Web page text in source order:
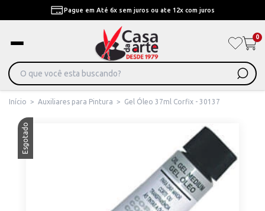
Pague em Até 6x sem juros ou ate 12x com juros
0
Início > Auxiliares para Pintura > Gel Óleo 37ml Corfix - 30137
Esgotado